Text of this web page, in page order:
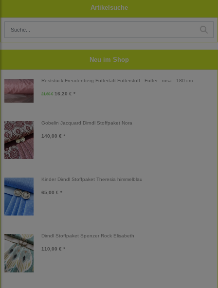
Artikelsuche
Neu im Shop
Reststück Freudenberg Futtertaft Futterstoff - Futter - rosa - 180 cm
21,60 € 16,20 € *
Gobelin Jacquard Dirndl Stoffpaket Nora
140,00 € *
Kinder Dirndl Stoffpaket Theresia himmelblau
65,00 € *
Dirndl Stoffpaket Spenzer Rock Elisabeth
110,00 € *